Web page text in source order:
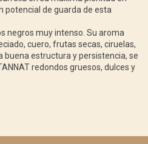
potencial de guarda de esta
negros muy intenso. Su aroma
cuero, frutas secas, ciruelas,
buena estructura y persistencia, se
redondos gruesos, dulces y